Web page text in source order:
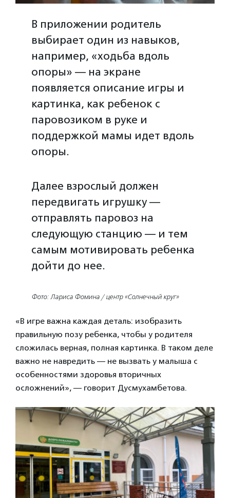
В приложении родитель
выбирает один из навыков,
например, «ходьба вдоль
опоры» — на экране
появляется описание игры и
картинка, как ребенок с
паровозиком в руке и
поддержкой мамы идет вдоль
опоры.
Далее взрослый должен
передвигать игрушку —
отправлять паровоз на
следующую станцию — и тем
самым мотивировать ребенка
дойти до нее.
Фото: Лариса Фомина / центр «Солнечный круг»
«В игре важна каждая деталь: изобразить
правильную позу ребенка, чтобы у родителя
сложилась верная, полная картинка. В таком деле
важно не навредить — не вызвать у малыша с
особенностями здоровья вторичных
осложнений», — говорит Дусмухамбетова.